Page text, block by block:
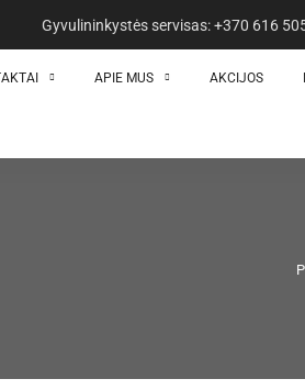
Gyvulininkystės servisas: +370 616
APIE MUS AKCIJOS